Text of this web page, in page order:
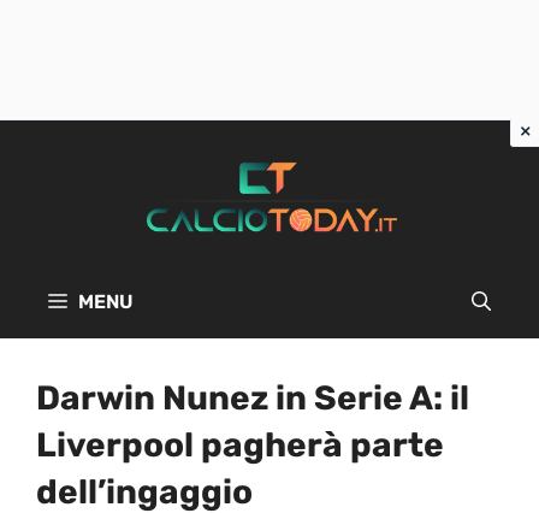
MENU
Darwin Nunez in Serie A: il
Liverpool pagherà parte
dell’ingaggio